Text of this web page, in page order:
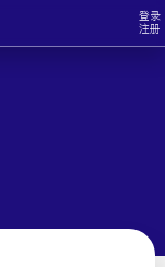
登录
注册